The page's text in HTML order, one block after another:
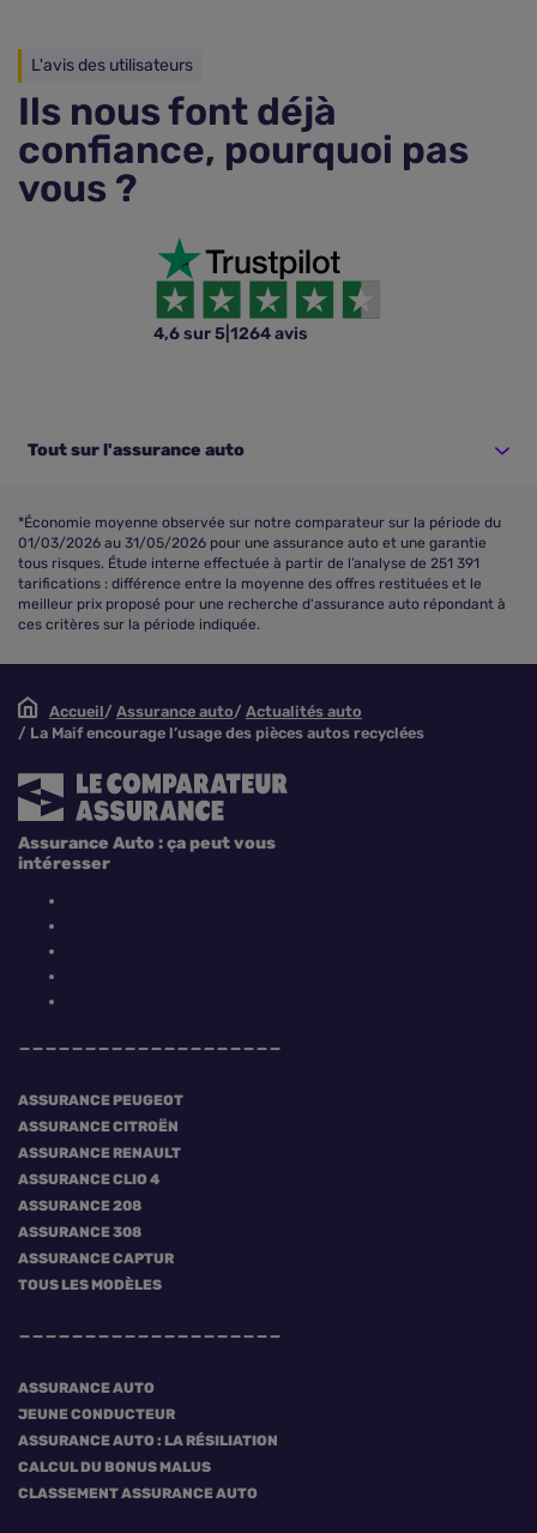
L'avis des utilisateurs
Ils nous font déjà
confiance, pourquoi pas
vous ?
4,6 sur 5 1264 avis
Tout sur l'assurance auto
*Économie moyenne observée sur notre comparateur sur la période du
01/03/2026 au 31/05/2026 pour une assurance auto et une garantie
tous risques. Étude interne effectuée à partir de l’analyse de 251 391
tarifications : différence entre la moyenne des offres restituées et le
meilleur prix proposé pour une recherche d'assurance auto répondant à
ces critères sur la période indiquée.
Accueil Assurance auto
Actualités auto
La Maif encourage l’usage des pièces autos recyclées
ASSURANCE PEUGEOT
ASSURANCE CITROËN
ASSURANCE RENAULT
ASSURANCE CLIO 4
ASSURANCE 208
ASSURANCE 308
ASSURANCE CAPTUR
TOUS LES MODÈLES
ASSURANCE AUTO
JEUNE CONDUCTEUR
ASSURANCE AUTO : LA RÉSILIATION
CALCUL DU BONUS MALUS
CLASSEMENT ASSURANCE AUTO
Assurance Auto : ça peut vous
intéresser